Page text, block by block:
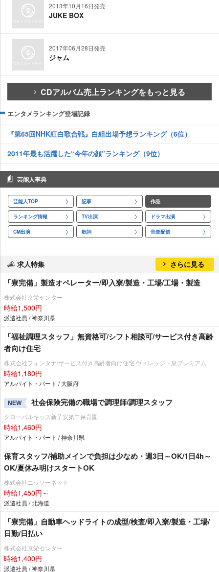
2013年10月16日発売
JUKE BOX
2017年06月28日発売
ジャム
CDアルバム売上ランキングをもっと見る
エンタメランキング登場記録
『第65回NHK紅白歌合戦』白組出場予想ランキング（6位）
2011年最も活躍した“今年の顔”ランキング（9位）
芸能人事典
芸能人TOP 記事 作品
ランキング情報 TV出演 ドラマ出演
CM出演 歌詞 音楽配信
求人特集 さらに見る
「寮完備」製造オペレーター/即入寮/製造・工場/工場・製造
株式会社京栄センター
時給1,500円
派遣社員 / 神奈川県
「福祉調理スタッフ」無資格可/シフト相談可/サービス付き高齢
者向け住宅
株式会社フォンタナ/サービス付き高齢者向け住宅 ヴィレッジ・泉プレミアム
時給1,180円
アルバイト・パート / 大阪府
NEW 社会保険完備の職場で調理師/調理スタッフ
グローバルキッズ新子安第二保育園
時給1,460円
アルバイト・パート / 神奈川県
保育スタッフ/補助メインで負担は少なめ・週3日～OK/1日4h～
OK/夏休み明けスタートOK
株式会社ニッソーネット
時給1,450円～
派遣社員 / 北海道
「寮完備」自動車ヘッドライトの成型/検査/即入寮/製造・工場/
日勤/日払い
株式会社京栄センター
時給1,400円
派遣社員 / 神奈川県